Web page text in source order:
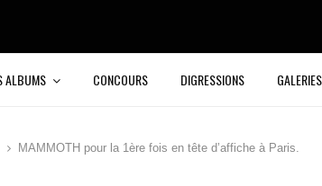
ALBUMS CONCOURS DIGRESSIONS GALERIES
MAMMOTH pour la 1ère fois en tête d’affiche à Paris.